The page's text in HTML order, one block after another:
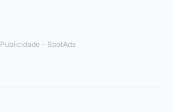
Publicidade - SpotAds